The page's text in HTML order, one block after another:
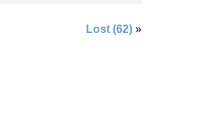
Lost (62) »